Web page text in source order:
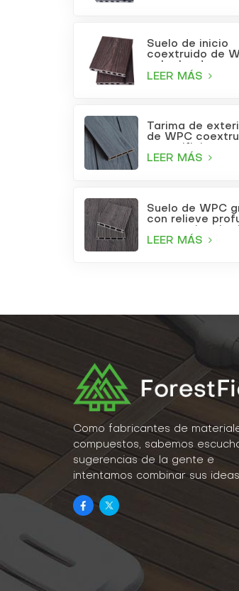
Suelo de inicio
coextruido de
LEER MÁS
Tarima de
de WPC
cuadrados, color
LEER MÁS
Suelo de WPC
con relieve
LEER MÁS
Como fabricantes de
compuestos, sabemos
sugerencias de la gente e
intentamos combinar sus
la realidad como parte de
estilo de vida.